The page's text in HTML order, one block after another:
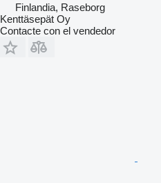
Finlandia, Raseborg
Kenttäsepät Oy
Contacte con el vendedor